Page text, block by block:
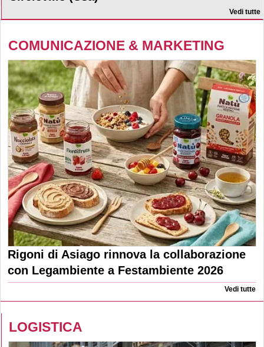
Vedi tutte
COMUNICAZIONE & MARKETING
Rigoni di Asiago rinnova la collaborazione
con Legambiente a Festambiente 2026
Vedi tutte
LOGISTICA